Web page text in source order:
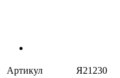
Артикул
Я21230